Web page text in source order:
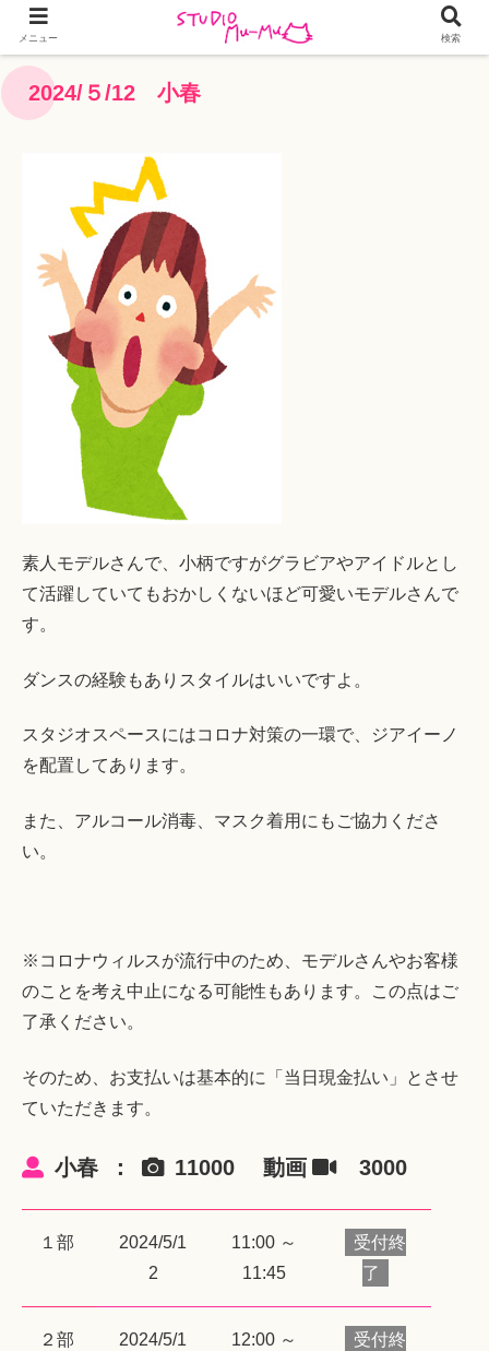
2024/５/12 小春
素人モデルさんで、小柄ですがグラビアやアイドルとし
て活躍していてもおかしくないほど可愛いモデルさんで
す。
ダンスの経験もありスタイルはいいですよ。
スタジオスペースにはコロナ対策の一環で、ジアイーノ
を配置してあります。
また、アルコール消毒、マスク着用にもご協力くださ
い。
※コロナウィルスが流行中のため、モデルさんやお客様
のことを考え中止になる可能性もあります。この点はご
了承ください。
そのため、お支払いは基本的に「当日現金払い」とさせ
ていただきます。
小春 11000 3000
１部
2024/5/1
2
11:00 ～
11:45
受付終
了
２部
2024/5/1
12:00 ～
受付終
メニュー 検索